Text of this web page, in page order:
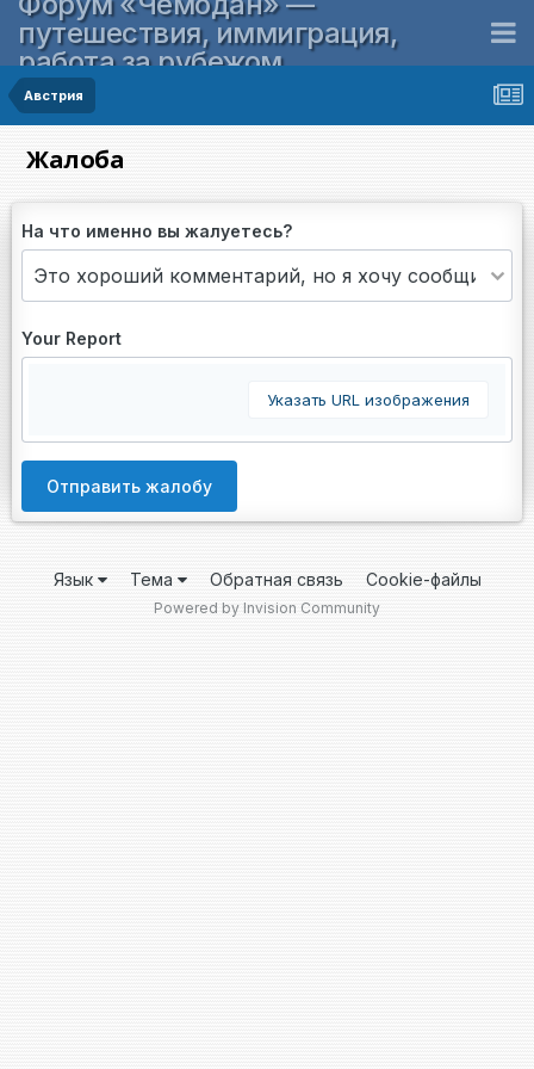
путешествия, иммиграция,
работа за рубежом
Австрия
Жалоба
На что именно вы жалуетесь?
Your Report
Указать URL изображения
Отправить жалобу
Язык Тема Обратная связь Cookie-файлы
Powered by Invision Community